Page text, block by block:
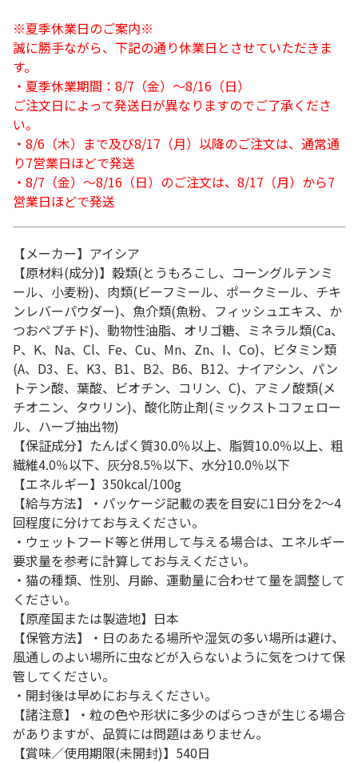
※夏季休業日のご案内※
誠に勝手ながら、下記の通り休業日とさせていただきま
す。
・夏季休業期間：8/7（金）～8/16（日）
ご注文日によって発送日が異なりますのでご了承くださ
い。
・8/6（木）まで及び8/17（月）以降のご注文は、通常通
り7営業日ほどで発送
・8/7（金）～8/16（日）のご注文は、8/17（月）から7
営業日ほどで発送
【メーカー】アイシア
【原材料(成分)】穀類(とうもろこし、コーングルテンミ
ール、小麦粉)、肉類(ビーフミール、ポークミール、チキ
ンレバーパウダー)、魚介類(魚粉、フィッシュエキス、か
つおペプチド)、動物性油脂、オリゴ糖、ミネラル類(Ca、
P、K、Na、Cl、Fe、Cu、Mn、Zn、I、Co)、ビタミン類
(A、D3、E、K3、B1、B2、B6、B12、ナイアシン、パン
トテン酸、葉酸、ビオチン、コリン、C)、アミノ酸類(メ
チオニン、タウリン)、酸化防止剤(ミックストコフェロー
ル、ハーブ抽出物)
【保証成分】たんぱく質30.0％以上、脂質10.0％以上、粗
繊維4.0％以下、灰分8.5％以下、水分10.0％以下
【エネルギー】350kcal/100g
【給与方法】・パッケージ記載の表を目安に1日分を2～4
回程度に分けてお与えください。
・ウェットフード等と併用して与える場合は、エネルギー
要求量を参考に計算してお与えください。
・猫の種類、性別、月齢、運動量に合わせて量を調整して
ください。
【原産国または製造地】日本
【保管方法】・日のあたる場所や湿気の多い場所は避け、
風通しのよい場所に虫などが入らないように気をつけて保
管してください。
・開封後は早めにお与えください。
【諸注意】・粒の色や形状に多少のばらつきが生じる場合
がありますが、品質には問題はありません。
【賞味／使用期限(未開封)】540日